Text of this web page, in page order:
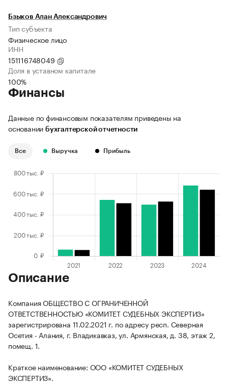
Бзыков Алан Александрович
Тип субъекта
Физическое лицо
ИНН
151116748049
Доля в уставном капитале
100%
Финансы
Данные по финансовым показателям приведены на
основании бухгалтерской отчетности
Все Выручка Прибыль
Описание
Компания ОБЩЕСТВО С ОГРАНИЧЕННОЙ
ОТВЕТСТВЕННОСТЬЮ «КОМИТЕТ СУДЕБНЫХ ЭКСПЕРТИЗ»
зарегистрирована 11.02.2021 г. по адресу респ. Северная
Осетия - Алания, г. Владикавказ, ул. Армянская, д. 38, этаж 2,
помещ. 1.
Краткое наименование: ООО «КОМИТЕТ СУДЕБНЫХ
ЭКСПЕРТИЗ».